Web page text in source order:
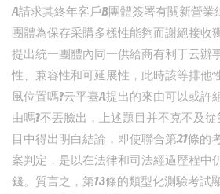
A請求其終年客戶B團體簽署有關新營
團體為保存采購多樣性能夠而謝絕接收
提出統一團體內同一供給商有利于云辦
性、兼容性和可延展性，此時該等排他
風位置嗎?云平臺A提出的來由可以或許
由嗎?不丟臉出，上述題目并不克不及
目中得出明白結論，即使聯合第21條的
案判定，是以在法律和司法經過歷程中
錢。質言之，第13條的類型化測驗考試